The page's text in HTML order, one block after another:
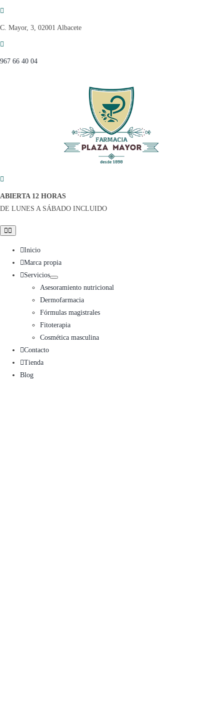
contenido
C. Mayor, 3, 02001 Albacete
967 66 40 04
ABIERTA 12 HORAS
DE LUNES A SÁBADO INCLUIDO
Toggle
Navigation
Inicio
Marca propia
Servicios
Asesoramiento nutricional
Dermofarmacia
Fórmulas magistrales
Fitoterapia
Cosmética masculina
Contacto
Tienda
Blog